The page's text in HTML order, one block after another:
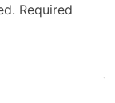
Required